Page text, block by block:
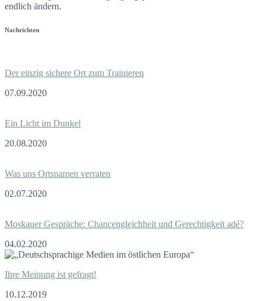
endlich ändern.
Nachrichten
Der einzig sichere Ort zum Trainieren
07.09.2020
Ein Licht im Dunkel
20.08.2020
Was uns Ortsnamen verraten
02.07.2020
Moskauer Gespräche: Chancengleichheit und Gerechtigkeit adé?
04.02.2020
Ihre Meinung ist gefragt!
10.12.2019